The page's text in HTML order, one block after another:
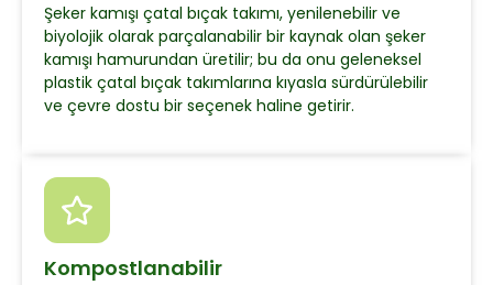
Şeker kamışı çatal bıçak takımı, yenilenebilir ve
biyolojik olarak parçalanabilir bir kaynak olan şeker
kamışı hamurundan üretilir; bu da onu geleneksel
plastik çatal bıçak takımlarına kıyasla sürdürülebilir
ve çevre dostu bir seçenek haline getirir.
Kompostlanabilir